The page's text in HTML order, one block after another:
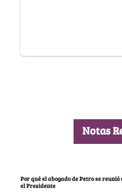
Notas
Por qué el abogado de Petro se
el Presidente